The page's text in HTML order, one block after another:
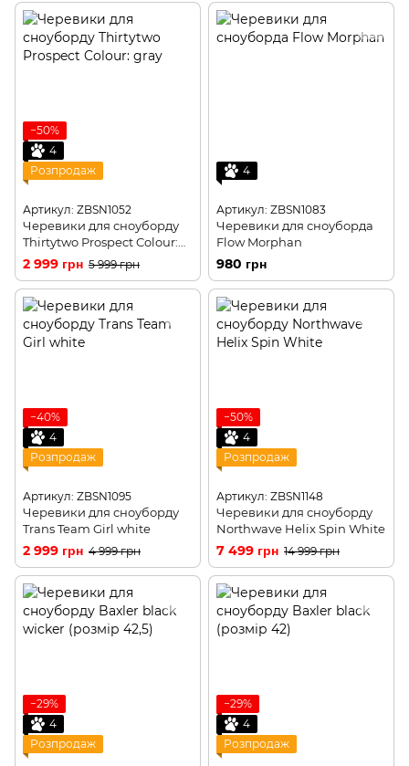
−50%
4
Розпродаж
Артикул: ZBSN1052
Черевики для сноуборду
Thirtytwo Prospect Colour:
gray
2 999 грн 5 999 грн
4
Артикул: ZBSN1083
Черевики для сноуборда
Flow Morphan
980 грн
−40%
4
Розпродаж
Артикул: ZBSN1095
Черевики для сноуборду
Trans Team Girl white
2 999 грн 4 999 грн
−50%
4
Розпродаж
Артикул: ZBSN1148
Черевики для сноуборду
Northwave Helix Spin White
7 499 грн 14 999 грн
−29%
4
Розпродаж
−29%
4
Розпродаж